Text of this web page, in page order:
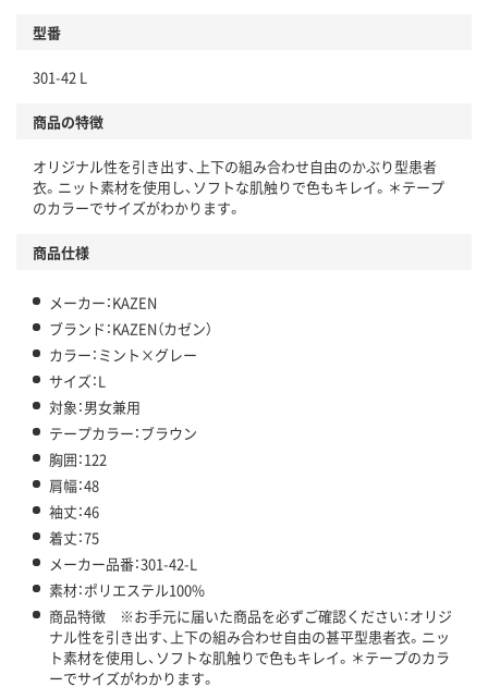
型番
301-42 L
商品の特徴
オリジナル性を引き出す、上下の組み合わせ自由のかぶり型患者
衣。ニット素材を使用し、ソフトな肌触りで色もキレイ。＊テープ
のカラーでサイズがわかります。
商品仕様
メーカー：KAZEN
ブランド：KAZEN（カゼン）
カラー：ミント×グレー
サイズ：L
対象：男女兼用
テープカラー：ブラウン
胸囲：122
肩幅：48
袖丈：46
着丈：75
メーカー品番：301-42-L
素材：ポリエステル100%
商品特徴 ※お手元に届いた商品を必ずご確認ください：オリジ
ナル性を引き出す、上下の組み合わせ自由の甚平型患者衣。ニッ
ト素材を使用し、ソフトな肌触りで色もキレイ。＊テープのカラ
ーでサイズがわかります。